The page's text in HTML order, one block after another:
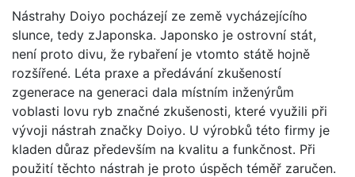
Nástrahy Doiyo pocházejí ze země vycházejícího
slunce, tedy zJaponska. Japonsko je ostrovní stát,
není proto divu, že rybaření je vtomto státě hojně
rozšířené. Léta praxe a předávání zkušeností
zgenerace na generaci dala místním inženýrům
voblasti lovu ryb značné zkušenosti, které využili při
vývoji nástrah značky Doiyo. U výrobků této firmy je
kladen důraz především na kvalitu a funkčnost. Při
použití těchto nástrah je proto úspěch téměř zaručen.